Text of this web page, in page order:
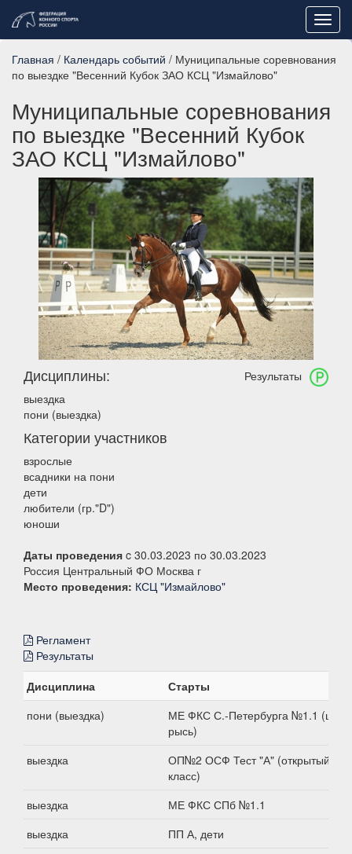
Главная / Календарь событий / Муниципальные соревнования
по выездке "Весенний Кубок ЗАО КСЦ "Измайлово"
Муниципальные соревнования
по выездке "Весенний Кубок
ЗАО КСЦ "Измайлово"
Результаты
Дисциплины:
выездка
пони (выездка)
Категории участников
взрослые
всадники на пони
дети
любители (гр."D")
юноши
Даты проведения c 30.03.2023 по 30.03.2023
Россия Центральный ФО Москва г
Место проведения: КСЦ "Измайлово"
Регламент
Результаты
Дисциплина
Старты
пони (выездка)
МЕ ФКС С.-Петербурга №1.1 (шаг-
рысь)
выездка
ОП№2 ОСФ Тест "А" (открытый
класс)
выездка
МЕ ФКС СПб №1.1
выездка
ПП А, дети